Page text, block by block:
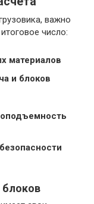
важно
число:
материалов
и блоков
блоков